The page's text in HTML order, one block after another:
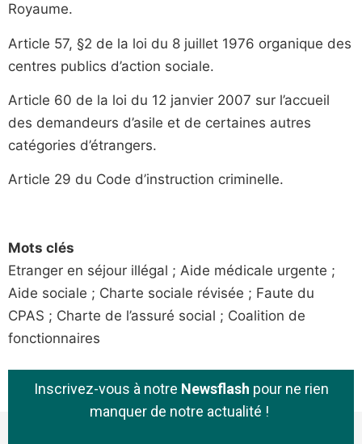
Royaume.
Article 57, §2 de la loi du 8 juillet 1976 organique des
centres publics d’action sociale.
Article 60 de la loi du 12 janvier 2007 sur l’accueil
des demandeurs d’asile et de certaines autres
catégories d’étrangers.
Article 29 du Code d’instruction criminelle.
Mots clés
Etranger en séjour illégal ; Aide médicale urgente ;
Aide sociale ; Charte sociale révisée ; Faute du
CPAS ; Charte de l’assuré social ; Coalition de
fonctionnaires
Inscrivez-vous à notre Newsflash pour ne rien
manquer de notre actualité !